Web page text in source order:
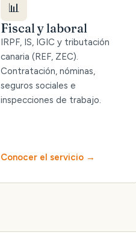
📊
Fiscal y laboral
IRPF, IS, IGIC y tributación
canaria (REF, ZEC).
Contratación, nóminas,
seguros sociales e
inspecciones de trabajo.
Conocer el servicio